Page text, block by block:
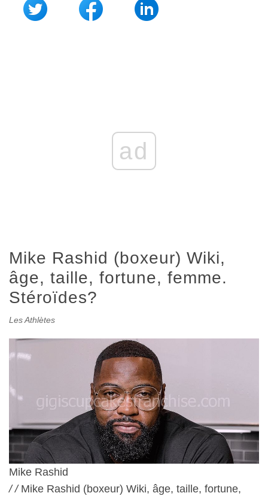
ad
Mike Rashid (boxeur) Wiki,
âge, taille, fortune, femme.
Stéroïdes?
Les Athlètes
Mike Rashid
/ /Mike Rashid (boxeur) Wiki, âge, taille, fortune,